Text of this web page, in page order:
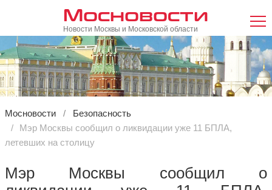
Мосновости
Новости Москвы и Московской области
Мосновости
Безопасность
Мэр Москвы сообщил о ликвидации уже 11 БПЛА,
летевших на столицу
Мэр Москвы сообщил о